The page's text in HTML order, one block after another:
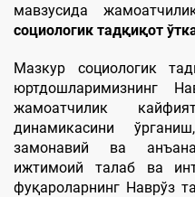
мавзусида
социологик тадқиқот
Мазкур социологик
юртдошларимизнинг
жамоатчилик
динамикасини
замонавий ва
ижтимоий талаб ва
фуқароларнинг Наврўз